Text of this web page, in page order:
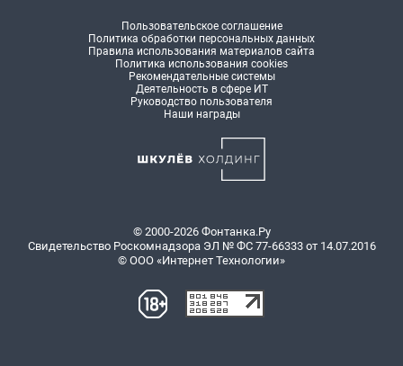
Пользовательское соглашение
Политика обработки персональных данных
Правила использования материалов сайта
Политика использования cookies
Рекомендательные системы
Деятельность в сфере ИТ
Руководство пользователя
Наши награды
© 2000-2026 Фонтанка.Ру
Свидетельство Роскомнадзора ЭЛ № ФС 77-66333 от 14.07.2016
© ООО «Интернет Технологии»